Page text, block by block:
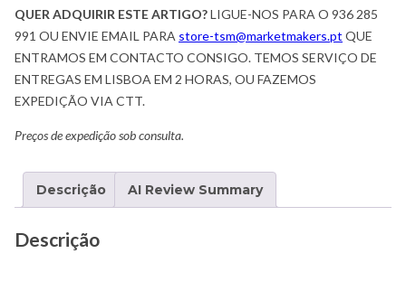
QUER ADQUIRIR ESTE ARTIGO?LIGUE-NOS PARA O 936 285
991 OU ENVIE EMAIL PARA store-tsm@marketmakers.pt QUE
ENTRAMOS EM CONTACTO CONSIGO. TEMOS SERVIÇO DE
ENTREGAS EM LISBOA EM 2 HORAS, OU FAZEMOS
EXPEDIÇÃO VIA CTT.
Preços de expedição sob consulta.
Descrição AI Review Summary
Descrição